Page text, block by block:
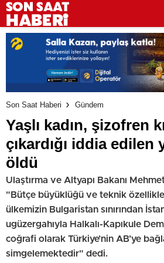
Son Saat Haberi Gündem
Yaşlı kadın, şizofren
çıkardığı iddia edilen
öldü
Ulaştırma ve Altyapı Bakanı
"Bütçe büyüklüğü ve teknik
ülkemizin Bulgaristan sınırından
ugüzergahıyla Halkalı-Kapıkule
coğrafi olarak Türkiye’nin AB’ye
simgelemektedir" dedi.